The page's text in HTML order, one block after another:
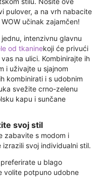
pulover, a na vrh nabacite
učinak zajamčen!
intenzivnu glavnu
od tkaninekoji će privući
na ulici. Kombinirajte ih
i uživajte u sjajnom
kombinirati i s udobnim
svežite crno-zelenu
kapu i sunčane
svoj stil
zabavite s modom i
svoj individualni stil.
u blago
volite potpuno udobne